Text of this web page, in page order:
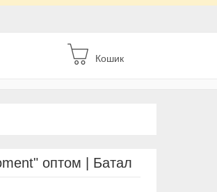
Кошик
оптом | Батал